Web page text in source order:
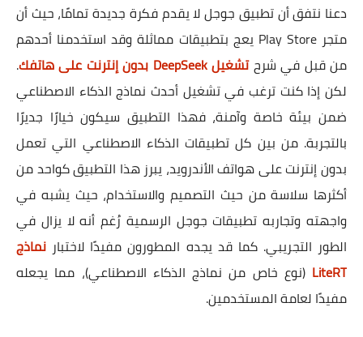
دعنا نتفق أن تطبيق جوجل لا يقدم فكرة جديدة تمامًا، حيث أن
متجر Play Store يعج بتطبيقات مماثلة وقد استخدمنا أحدهم
من قبل في شرحتشغيل DeepSeek بدون إنترنت على هاتفك
.
لكن إذا كنت ترغب في تشغيل أحدث نماذج الذكاء الاصطناعي
ضمن بيئة خاصة وآمنة، فهذا التطبيق سيكون خيارًا جديرًا
بالتجربة. من بين كل تطبيقات الذكاء الاصطناعي التي تعمل
بدون إنترنت على هواتف الأندرويد، يبرز هذا التطبيق كواحد من
أكثرها سلاسة من حيث التصميم والاستخدام، حيث يشبه في
واجهته وتجاربه تطبيقات جوجل الرسمية رُغم أنه لا يزال في
الطور التجريبي. كما قد يجده المطورون مفيدًا لاختبار نماذج
LiteRT (نوع خاص من نماذج الذكاء الاصطناعي)، مما يجعله
مفيدًا لعامة المستخدمين.